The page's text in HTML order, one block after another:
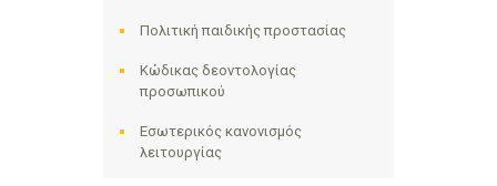
Πολιτική παιδικής προστασίας
Κώδικας δεοντολογίας
προσωπικού
Εσωτερικός κανονισμός
λειτουργίας